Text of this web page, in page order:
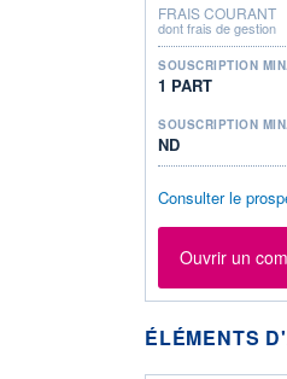
FRAIS COURANT
dont frais de gestion
SOUSCRIPTION
1 PART
SOUSCRIPTION
ND
Consulter le
Ouvrir un
ÉLÉMENTS